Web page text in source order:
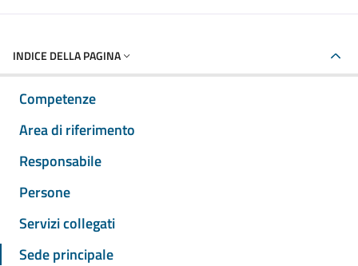
INDICE DELLA PAGINA
Competenze
Area di riferimento
Responsabile
Persone
Servizi collegati
Sede principale